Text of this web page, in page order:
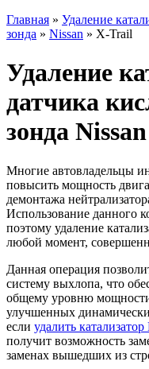
Главная » Удаление
зонда » Nissan » X-Trail
Удаление
датчика
зонда
Многие автовладельцы
повысить мощность
демонтажа
Использование данного
поэтому удаление
любой момент,
Данная операция
систему выхлопа, что
общему уровню
улучшенных
если удалить катализатор
получит возможность
заменах вышедших из